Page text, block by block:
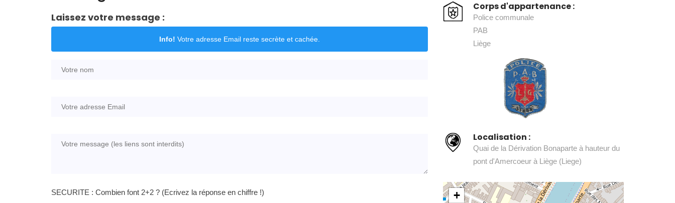
Laissez votre message :
Info! Votre adresse Email reste secrète et cachée.
SECURITE : Combien font 2+2 ? (Ecrivez la réponse en chiffre !)
Corps d'appartenance :
Police communale
PAB
Liège
Localisation :
Quai de la Dérivation Bonaparte à hauteur du
pont d'Amercoeur à Liège (Liege)
+